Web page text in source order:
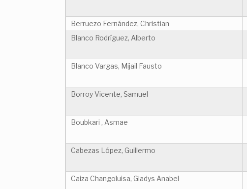
Berruezo Fernández, Christian
Blanco Rodríguez, Alberto
Blanco Vargas, Mijail Fausto
Borroy Vicente, Samuel
Boubkari , Asmae
Cabezas López, Guillermo
Caiza Changoluisa, Gladys Anabel